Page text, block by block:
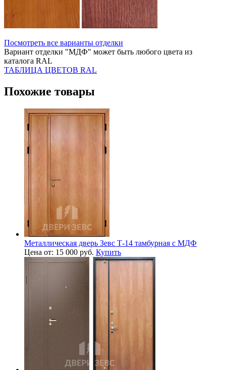
Посмотреть все варианты отделки
Вариант отделки "МДФ" может быть любого цвета из
каталога RAL
ТАБЛИЦА ЦВЕТОВ RAL
Похожие товары
Металлическая дверь Зевс Т-14 тамбурная с МДФ
Цена от: 15 000 руб. Купить